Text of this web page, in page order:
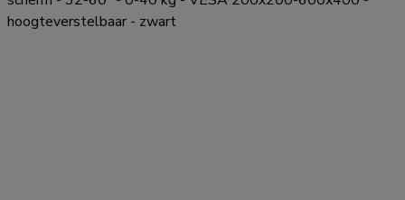
hoogteverstelbaar - zwart